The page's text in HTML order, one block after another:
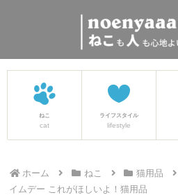
ねこ
cat
ライフスタイル
lifestyle
ホーム ねこ 猫用品
イムデー これがほしいよ！猫用品